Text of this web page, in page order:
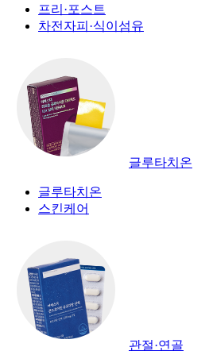
프리·포스트
차전자피·식이섬유
글루타치온
글루타치온
스킨케어
관절·연골